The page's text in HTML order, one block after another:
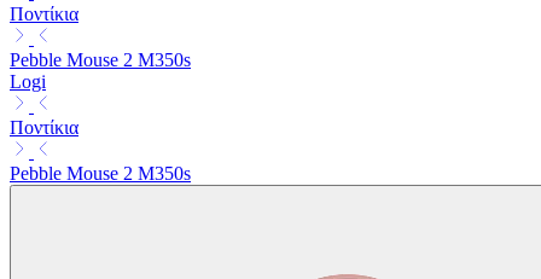
Ποντίκια
Pebble Mouse 2 M350s
Logi
Ποντίκια
Pebble Mouse 2 M350s